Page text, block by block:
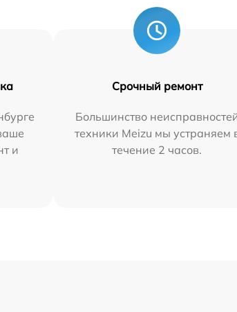
и
Срочный ремонт
Большинство
техники Meizu мы устраняем
течение 2 часов.